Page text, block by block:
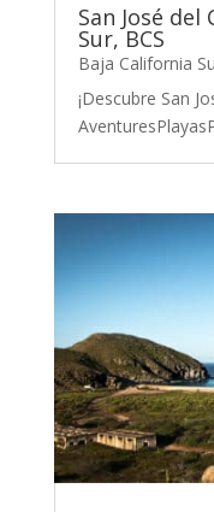
San José
Sur, BCS
Baja California
¡Descubre San